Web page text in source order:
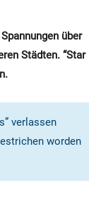
über
Städten. “Star
verlassen
worden